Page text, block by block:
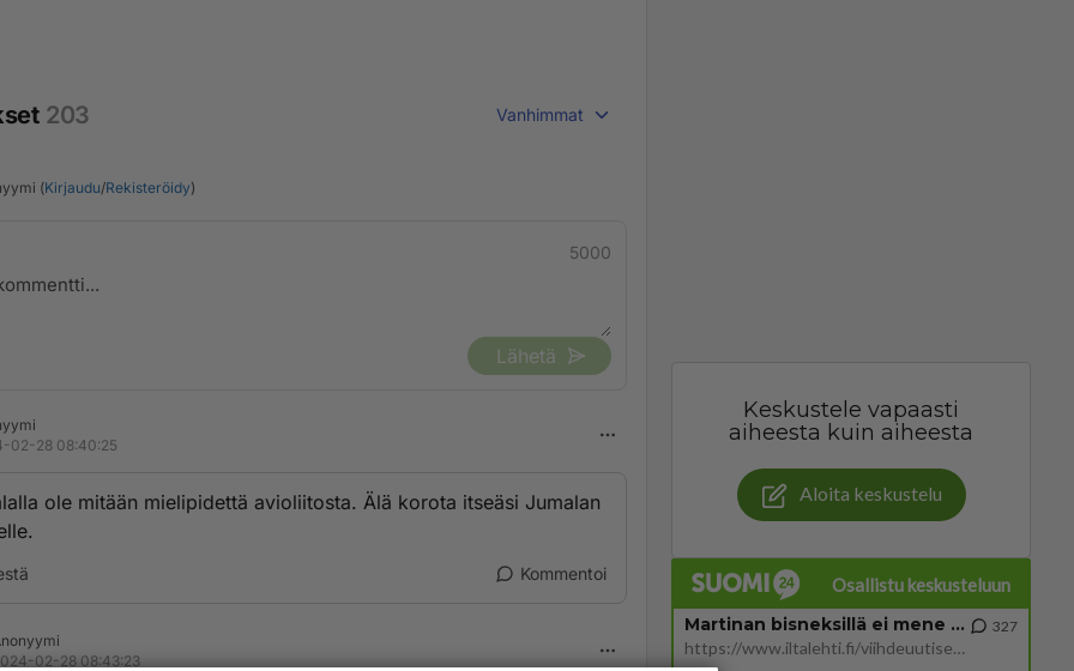
203 Vanhimmat
(Kirjaudu/Rekisteröidy)
5000
Lähetä
02-28 08:40:25
ole mitään mielipidettä avioliitosta. Älä korota itseäsi Jumalan
Kommentoi
02-28 08:43:23
Keskustele vapaasti
aiheesta kuin aiheesta
Aloita keskustelu
Osallistu keskusteluun
Martinan bisneksillä ei mene hyvin
https://www.iltalehti.fi/viihdeuutiset/a/c46da6ab-340f-4790-aaa7-0865eed2336 Yrityksen konkurssihakemus on tullut kärä
327